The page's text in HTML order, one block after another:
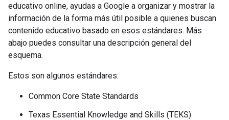
educativo online, ayudas a Google a organizar y mostrar la
información de la forma más útil posible a quienes buscan
contenido educativo basado en esos estándares. Más
abajo puedes consultar una descripción general del
esquema.
Estos son algunos estándares:
Common Core State Standards
Texas Essential Knowledge and Skills (TEKS)